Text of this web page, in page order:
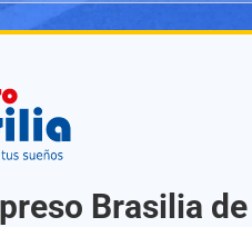
Brasilia